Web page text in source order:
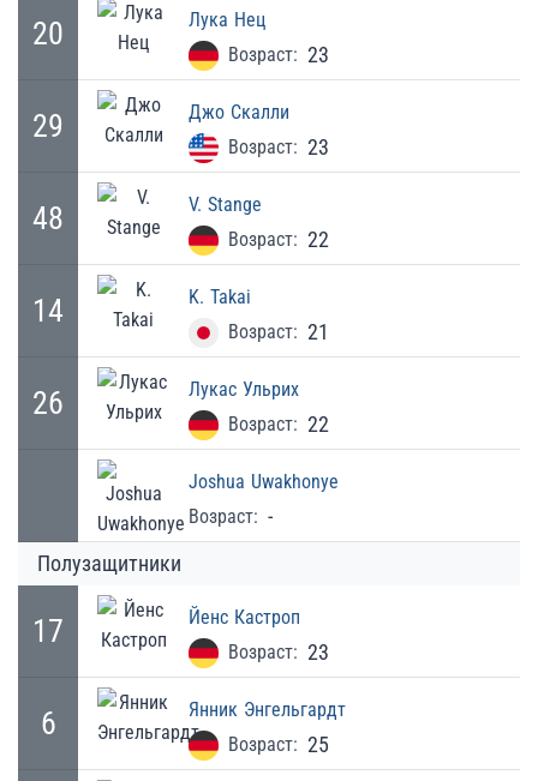
20 Лука Нец
Возраст: 23
29 Джо Скалли
Возраст: 23
48 V. Stange
Возраст: 22
14 K. Takai
Возраст: 21
26 Лукас Ульрих
Возраст: 22
Joshua Uwakhonye
Возраст: -
Полузащитники
17 Йенс Кастроп
Возраст: 23
6 Янник Энгельгардт
Возраст: 25